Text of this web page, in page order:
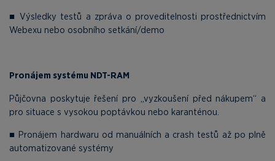
■ Výsledky testů a zpráva o proveditelnosti prostřednictvím
Webexu nebo osobního setkání/demo
Pronájem systému NDT-RAM
Půjčovna poskytuje řešení pro „vyzkoušení před nákupem“ a
pro situace s vysokou poptávkou nebo karanténou.
■ Pronájem hardwaru od manuálních a crash testů až po plně
automatizované systémy